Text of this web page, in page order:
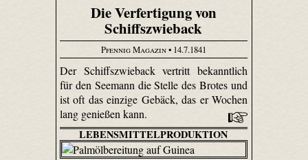
Die Verfertigung von
Schiffszwieback
Pfennig Magazin• 14.7.1841
Der Schiffszwieback vertritt bekanntlich
für den Seemann die Stelle des Brotes und
ist oft das einzige Gebäck, das er Wochen
lang genießen kann.
LEBENSMITTELPRODUKTION